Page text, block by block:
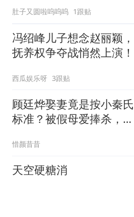
肚子又圆啦呜呜呜 1跟贴
冯绍峰儿子想念赵丽颖，
抚养权争夺战悄然上演！
西瓜娱乐呀 3跟贴
顾廷烨娶妻竟是按小秦氏
标准？被假母爱捧杀，在
惜颜昔昔
天空硬糖消